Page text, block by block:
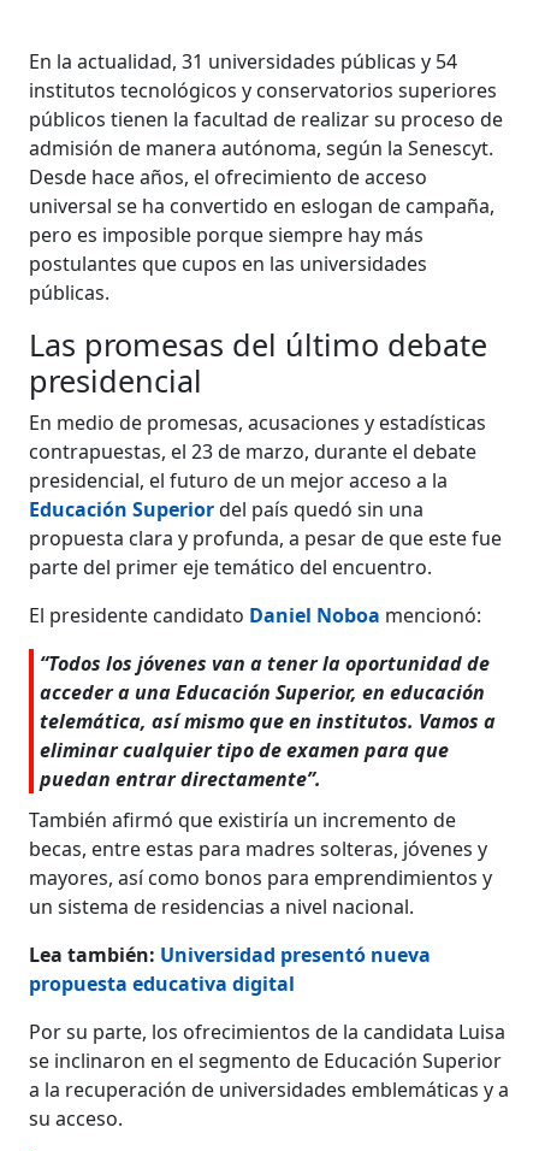
En la actualidad, 31 universidades públicas y 54
institutos tecnológicos y conservatorios superiores
públicos tienen la facultad de realizar su proceso de
admisión de manera autónoma, según la Senescyt.
Desde hace años, el ofrecimiento de acceso
universal se ha convertido en eslogan de campaña,
pero es imposible porque siempre hay más
postulantes que cupos en las universidades
públicas.
Las promesas del último debate
presidencial
En medio de promesas, acusaciones y estadísticas
contrapuestas, el 23 de marzo, durante el debate
presidencial, el futuro de un mejor acceso a la
Educación Superiordel país quedó sin una
propuesta clara y profunda, a pesar de que este fue
parte del primer eje temático del encuentro.
El presidente candidato Daniel Noboa mencionó:
“Todos los jóvenes van a tener la oportunidad de
acceder a una Educación Superior, en educación
telemática, así mismo que en institutos. Vamos a
eliminar cualquier tipo de examen para que
puedan entrar directamente”.
También afirmó que existiría un incremento de
becas, entre estas para madres solteras, jóvenes y
mayores, así como bonos para emprendimientos y
un sistema de residencias a nivel nacional.
Lea también: Universidad presentó nueva
propuesta educativa digital
Por su parte, los ofrecimientos de la candidata Luisa
se inclinaron en el segmento de Educación Superior
a la recuperación de universidades emblemáticas y a
su acceso.